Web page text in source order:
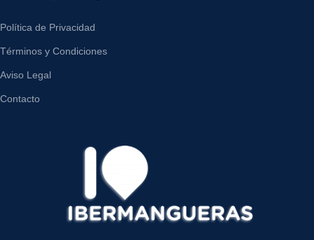
Política de Privacidad
Términos y Condiciones
Aviso Legal
Contacto